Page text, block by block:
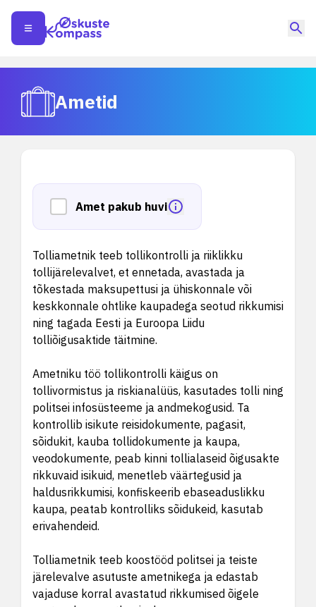
Ametid
Amet pakub huvi
Tolliametnik teeb tollikontrolli ja riiklikku
tollijärelevalvet, et ennetada, avastada ja
tõkestada maksupettusi ja ühiskonnale või
keskkonnale ohtlike kaupadega seotud rikkumisi
ning tagada Eesti ja Euroopa Liidu
tolliõigusaktide täitmine.
Ametniku töö tollikontrolli käigus on
tollivormistus ja riskianalüüs, kasutades tolli ning
politsei infosüsteeme ja andmekogusid. Ta
kontrollib isikute reisidokumente, pagasit,
sõidukit, kauba tollidokumente ja kaupa,
veodokumente, peab kinni tollialaseid õigusakte
rikkuvaid isikuid, menetleb väärtegusid ja
haldusrikkumisi, konfiskeerib ebaseaduslikku
kaupa, peatab kontrolliks sõidukeid, kasutab
erivahendeid.
Tolliametnik teeb koostööd politsei ja teiste
järelevalve asutuste ametnikega ja edastab
vajaduse korral avastatud rikkumised õigele